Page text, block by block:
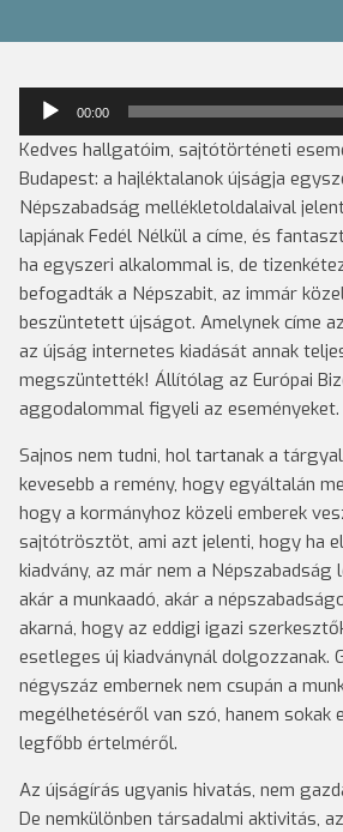
Audió
lejátszó
00:00
Kedves hallgatóim, sajtótörténeti
Budapest: a hajléktalanok újságja
Népszabadság mellékletoldalaival
lapjának Fedél Nélkül a címe, és
ha egyszeri alkalommal is, de
befogadták a Népszabit, az immár
beszüntetett újságot. Amelynek címe
az újság internetes kiadását annak
megszüntették! Állítólag az Európai
aggodalommal figyeli az eseményeket.
Sajnos nem tudni, hol tartanak a
kevesebb a remény, hogy egyáltalán
hogy a kormányhoz közeli emberek
sajtótrösztöt, ami azt jelenti, hogy ha
kiadvány, az már nem a Népszabadság
akár a munkaadó, akár a
akarná, hogy az eddigi igazi
esetleges új kiadványnál dolgozzanak.
négyszáz embernek nem csupán a
megélhetéséről van szó, hanem sokak
legfőbb értelméről.
Az újságírás ugyanis hivatás, nem
De nemkülönben társadalmi aktivitás,